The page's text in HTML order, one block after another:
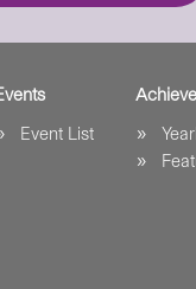
Event List